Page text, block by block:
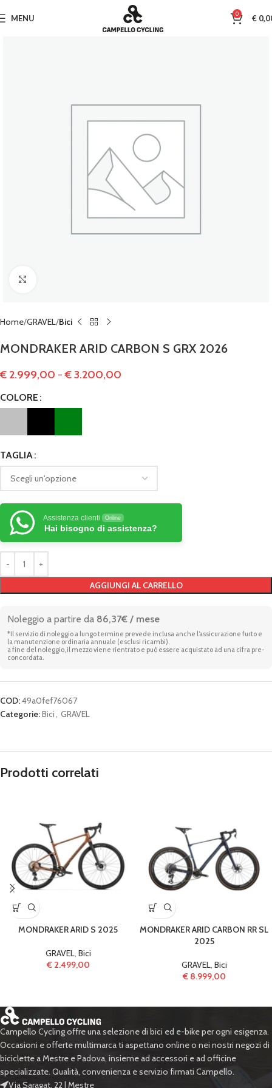
MENU 0 €
Home GRAVEL Bici
MONDRAKER ARID CARBON S GRX 2026
€ 2.999,00 - €3.200,00
COLORE
TAGLIA
AGGIUNGI AL CARRELLO
Assistenza clienti Online
Hai bisogno di assistenza?
Noleggio a partire da 86,37€ / mese
*Il servizio di noleggio a lungo termine prevede inclusa anche l’assicurazione furto e
la manutenzione ordinaria annuale (esclusi ricambi).
a fine del noleggio, il mezzo viene rientrato e può essere acquistato ad una cifra pre-
concordata.
COD:49a0fef76067
Categorie:Bici, GRAVEL
Prodotti correlati
MONDRAKER ARID S 2025
GRAVEL, Bici
€2.499,00
MONDRAKER ARID CARBON RR SL
2025
GRAVEL, Bici
€8.999,00
Campello Cycling offre una selezione di bici ed e-bike per ogni esigenza.
Occasioni e offerte multimarca ti aspettano online o nei nostri negozi di
biciclette a Mestre e Padova, insieme ad accessori e ad officine
specializzate. Qualità, convenienza e servizio firmati Campello.
Via Saragat, 22 | Mestre